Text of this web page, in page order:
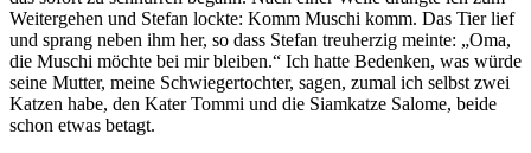
Weitergehen und Stefan lockte: Komm Muschi komm. Das Tier lief
und sprang neben ihm her, so dass Stefan treuherzig meinte:
Oma,
die Muschi möchte bei mir bleiben.
Ich hatte Bedenken, was würde
seine Mutter, meine Schwiegertochter, sagen, zumal ich selbst zwei
Katzen habe, den Kater Tommi und die Siamkatze Salome, beide
schon etwas betagt.